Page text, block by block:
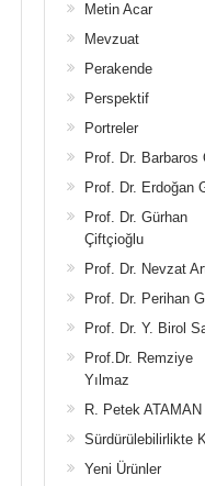
Metin Acar
Mevzuat
Perakende
Perspektif
Portreler
Prof. Dr. Barbaros
Prof. Dr. Erdoğan
Prof. Dr. Gürhan
Çiftçioğlu
Prof. Dr. Nevzat
Prof. Dr. Perihan
Prof. Dr. Y. Birol
Prof.Dr. Remziye
Yılmaz
R. Petek ATAMAN
Sürdürülebilirlikte
Yeni Ürünler